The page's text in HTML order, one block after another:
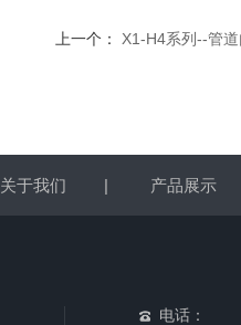
上一个： X1-H4系列--管
关于我们 | 产品展示
电话：